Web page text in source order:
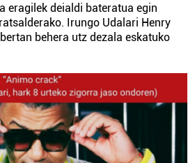
eragilek deialdi bateratua egin
Irungo Udalari Henry
behera utz dezala eskatuko